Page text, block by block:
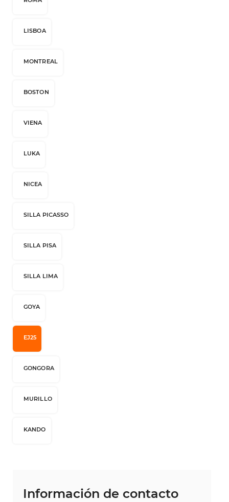
LISBOA
MONTREAL
BOSTON
VIENA
LUKA
NICEA
SILLA PICASSO
SILLA PISA
SILLA LIMA
GOYA
EJ25
GONGORA
MURILLO
KANDO
Información de contacto